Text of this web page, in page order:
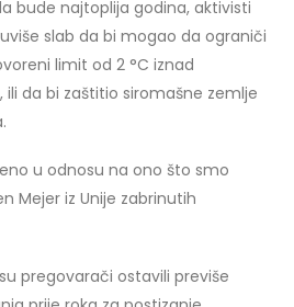
bude najtoplija godina, aktivisti
slab da bi mogao da ograniči
limit od 2 °C iznad
ili da bi zaštitio siromašne zemlje
u odnosu na ono što smo
Mejer iz Unije zabrinutih
pregovarači ostavili previše